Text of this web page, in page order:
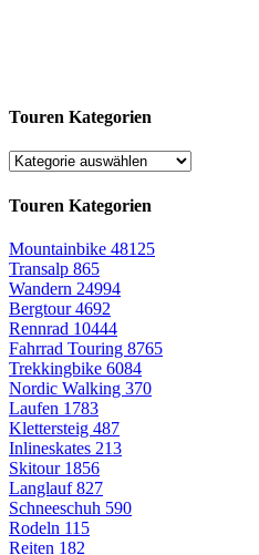
Touren Kategorien
Touren Kategorien
Mountainbike 48125
Transalp 865
Wandern 24994
Bergtour4692
Rennrad 10444
Fahrrad Touring 8765
Trekkingbike 6084
Nordic Walking 370
Laufen 1783
Klettersteig 487
Inlineskates 213
Skitour 1856
Langlauf827
Schneeschuh 590
Rodeln 115
Reiten 182